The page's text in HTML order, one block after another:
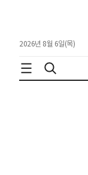
2026년 8월 6일(목)